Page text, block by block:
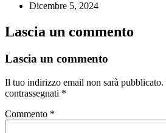
Dicembre 5, 2024
Lascia un commento
Lascia un commento
Il tuo indirizzo email non sarà pubblicato.
contrassegnati *
Commento *